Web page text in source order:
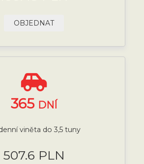
OBJEDNAT
365 DNÍ
viněta do 3,5 tuny
507.6 PLN